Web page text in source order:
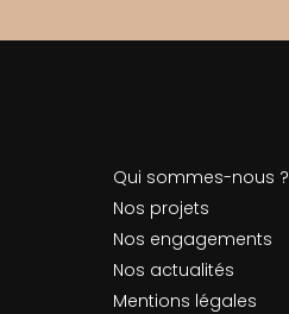
Qui sommes-nous ?
Nos projets
Nos engagements
Nos actualités
Mentions légales